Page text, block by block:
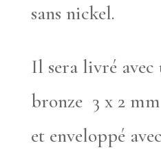
sans nickel.
Il sera livré avec
bronze 3 x 2
et enveloppé